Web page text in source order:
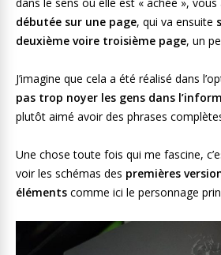
dans le sens où elle est « achée », vous
débutée sur une page, qui va ensuite
deuxième voire troisième page, un
J’imagine que cela a été réalisé dans
pas trop noyer les gens dans
plutôt aimé avoir des phrases
Une chose toute fois qui me fascine,
voir les schémas des premières
éléments comme ici le personnage